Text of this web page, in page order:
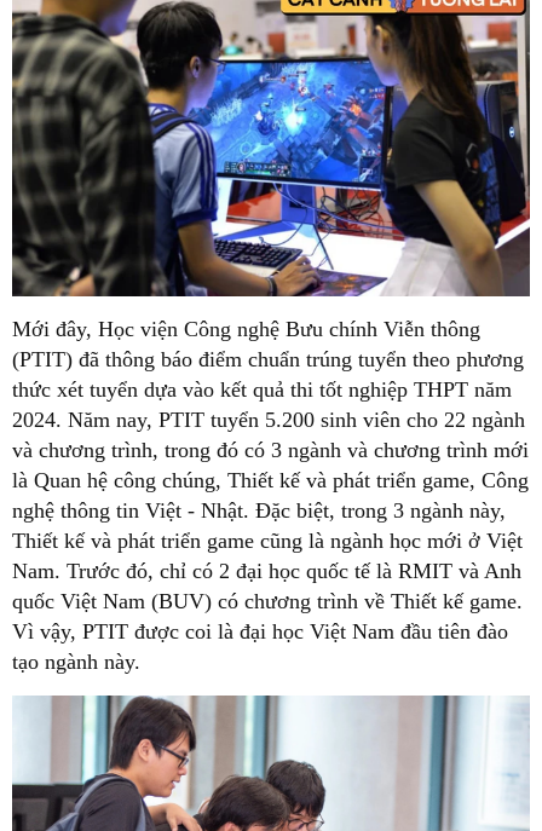
Mới đây, Học viện Công nghệ Bưu chính Viễn thông
(PTIT) đã thông báo điểm chuẩn trúng tuyển theo phương
thức xét tuyển dựa vào kết quả thi tốt nghiệp THPT năm
2024. Năm nay, PTIT tuyển 5.200 sinh viên cho 22 ngành
và chương trình, trong đó có 3 ngành và chương trình mới
là Quan hệ công chúng, Thiết kế và phát triển game, Công
nghệ thông tin Việt - Nhật. Đặc biệt, trong 3 ngành này,
Thiết kế và phát triển game cũng là ngành học mới ở Việt
Nam. Trước đó, chỉ có 2 đại học quốc tế là RMIT và Anh
quốc Việt Nam (BUV) có chương trình về Thiết kế game.
Vì vậy, PTIT được coi là đại học Việt Nam đầu tiên đào
tạo ngành này.